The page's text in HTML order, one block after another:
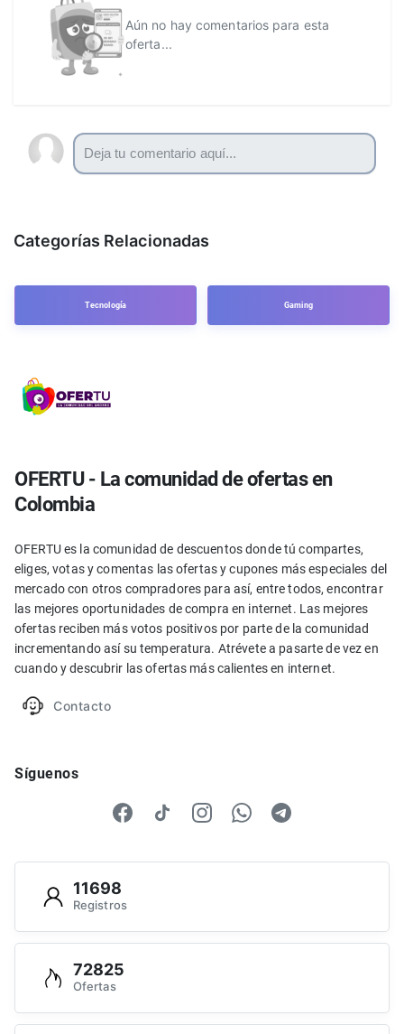
Aún no hay comentarios para esta
oferta...
Categorías Relacionadas
Tecnología Gaming
OFERTU - La comunidad de ofertas en
Colombia
OFERTU es la comunidad de descuentos donde tú compartes,
eliges, votas y comentas las ofertas y cupones más especiales del
mercado con otros compradores para así, entre todos, encontrar
las mejores oportunidades de compra en internet. Las mejores
ofertas reciben más votos positivos por parte de la comunidad
incrementando así su temperatura. Atrévete a pasarte de vez en
cuando y descubrir las ofertas más calientes en internet.
Contacto
Síguenos
11698
Registros
72825
Ofertas